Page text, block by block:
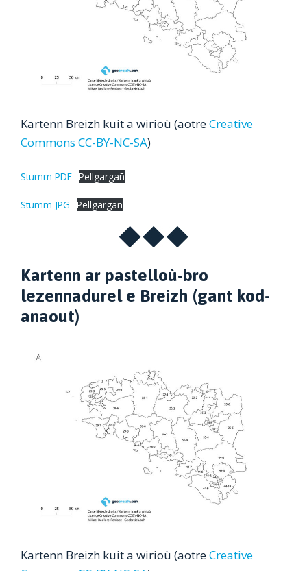
Kartenn Breizh kuit a wirioù (aotreCreative
Commons CC-BY-NC-SA)
Stumm PDF Pellgargañ
Stumm JPG Pellgargañ
Kartenn ar pastelloù-bro
lezennadurel e Breizh (gant kod-
anaout)
Kartenn Breizh kuit a wirioù (aotreCreative